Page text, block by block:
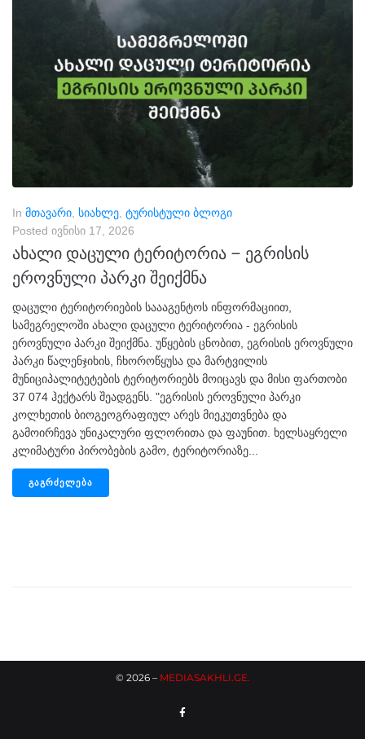
In მთავარი სიახლე ტურისტული ბლოგი
Posted ივნისი 17, 2026
ახალი დაცული ტერიტორია – ეგრისის
ეროვნული პარკი შეიქმნა
დაცული ტერიტორიების საააგენტოს ინფორმაციით,
სამეგრელოში ახალი დაცული ტერიტორია - ეგრისის
ეროვნული პარკი შეიქმნა. უწყების ცნობით, ეგრისის ეროვნული
პარკი წალენჯიხის, ჩხოროწყუსა და მარტვილის
მუნიციპალიტეტების ტერიტორიებს მოიცავს და მისი ფართობი
37 074 ჰექტარს შეადგენს. "ეგრისის ეროვნული პარკი
კოლხეთის ბიოგეოგრაფიულ არეს მიეკუთვნება და
გამოირჩევა უნიკალური ფლორითა და ფაუნით. ხელსაყრელი
კლიმატური პირობების გამო, ტერიტორიაზე...
ᲒᲐᲒᲠᲫᲔᲚᲔᲑᲐ
© 2026– MEDIASAKHLI.GE.